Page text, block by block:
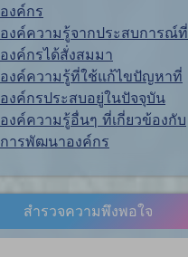
องค์กร
องค์ความรู้จากประสบการณ์ที่
องค์กรได้สั่งสมมา
องค์ความรู้ที่ใช้แก้ไขปัญหาที่
องค์กรประสบอยู่ในปัจจุบัน
องค์ความรู้อื่นๆ ที่เกี่ยวข้องกับ
การพัฒนาองค์กร
สำรวจความพึงพอใจ